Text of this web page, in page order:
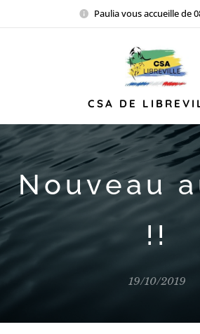
Paulia vous accueille de
CSA DE
Nouveau
!!
19/10/2019